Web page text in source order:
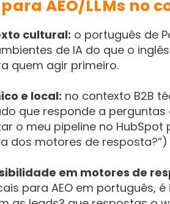
AEO/LLMs no
cultural: o português de
de IA do que o
quem agir primeiro.
e local: no contexto B2B
que responde a
o meu pipeline no HubSpot
dos motores de resposta?”)
em motores de
para AEO em português,